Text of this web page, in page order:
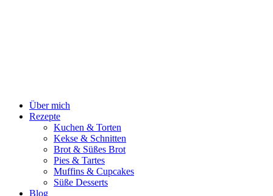
Über mich
Rezepte
Kuchen & Torten
Kekse & Schnitten
Brot & Süßes Brot
Pies & Tartes
Muffins & Cupcakes
Süße Desserts
Blog